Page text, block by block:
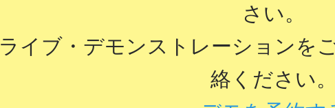
さい。
ライブ・デモンストレーションを
絡ください。